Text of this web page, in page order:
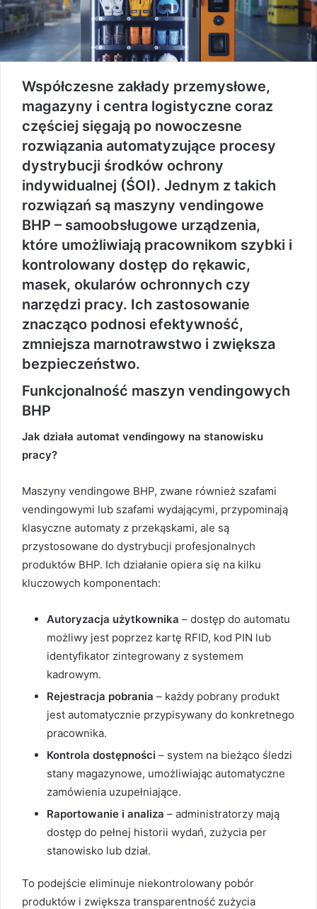
Współczesne zakłady przemysłowe,
magazyny i centra logistyczne coraz
częściej sięgają po nowoczesne
rozwiązania automatyzujące procesy
dystrybucji środków ochrony
indywidualnej (ŚOI). Jednym z takich
rozwiązań są maszyny vendingowe
BHP – samoobsługowe urządzenia,
które umożliwiają pracownikom szybki i
kontrolowany dostęp do rękawic,
masek, okularów ochronnych czy
narzędzi pracy. Ich zastosowanie
znacząco podnosi efektywność,
zmniejsza marnotrawstwo i zwiększa
bezpieczeństwo.
Funkcjonalność maszyn vendingowych
BHP
Jak działa automat vendingowy na stanowisku
pracy?
Maszyny vendingowe BHP, zwane również szafami
vendingowymi lub szafami wydającymi, przypominają
klasyczne automaty z przekąskami, ale są
przystosowane do dystrybucji profesjonalnych
produktów BHP. Ich działanie opiera się na kilku
kluczowych komponentach:
Autoryzacja użytkownika – dostęp do automatu
możliwy jest poprzez kartę RFID, kod PIN lub
identyfikator zintegrowany z systemem
kadrowym.
Rejestracja pobrania – każdy pobrany produkt
jest automatycznie przypisywany do konkretnego
pracownika.
Kontrola dostępności – system na bieżąco śledzi
stany magazynowe, umożliwiając automatyczne
zamówienia uzupełniające.
Raportowanie i analiza – administratorzy mają
dostęp do pełnej historii wydań, zużycia per
stanowisko lub dział.
To podejście eliminuje niekontrolowany pobór
produktów i zwiększa transparentność zużycia